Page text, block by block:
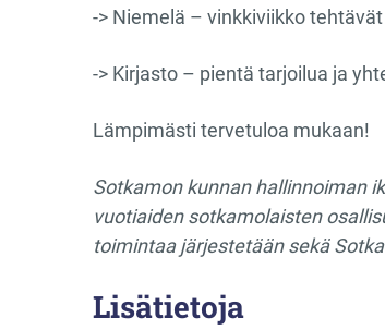
-> Niemelä – vinkkiviikko tehtävät
-> Kirjasto – pientä tarjoilua ja
Lämpimästi tervetuloa mukaan!
Sotkamon kunnan hallinnoiman
vuotiaiden sotkamolaisten
toimintaa järjestetään sekä
Lisätietoja